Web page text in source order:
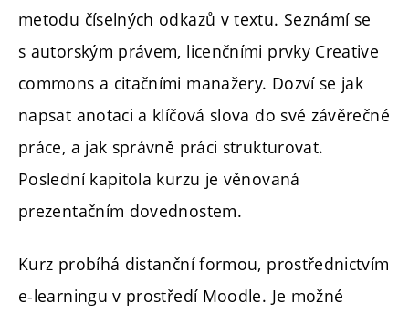
metodu číselných odkazů v textu. Seznámí se
s autorským právem, licenčními prvky Creative
commons a citačními manažery. Dozví se jak
napsat anotaci a klíčová slova do své závěrečné
práce, a jak správně práci strukturovat.
Poslední kapitola kurzu je věnovaná
prezentačním dovednostem.
Kurz probíhá distanční formou, prostřednictvím
e-learningu v prostředí Moodle. Je možné